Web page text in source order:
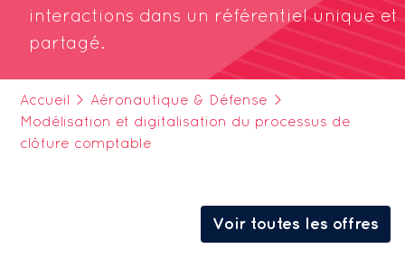
interactions dans un référentiel unique et
partagé.
Accueil > Aéronautique & Défense
>
Modélisation et digitalisation du processus de
clôture comptable
Voir toutes les offres